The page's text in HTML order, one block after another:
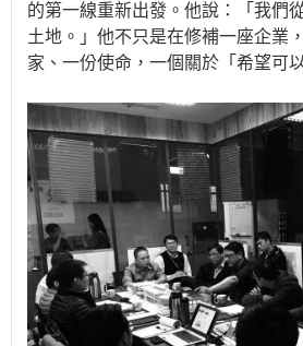
的第一線重新出發。他說：「我們
土地。」他不只是在修補一座企業
家、一份使命，一個關於「希望可